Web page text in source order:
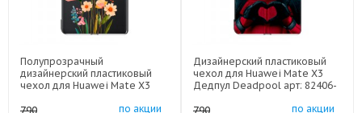
Полупрозрачный
дизайнерский пластиковый
чехол для Huawei Mate X3
790
по акции
Дизайнерский пластиковый
чехол для Huawei Mate X3
Дедпул Deadpool арт: 82406-
790
по акции